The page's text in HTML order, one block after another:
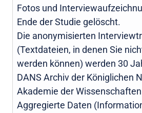
Fotos und
Ende der Studie gelöscht.
Die anonymisierten
(Textdateien, in denen Sie
werden können) werden 30
DANS Archiv der Königlichen
Akademie der
Aggregierte Daten